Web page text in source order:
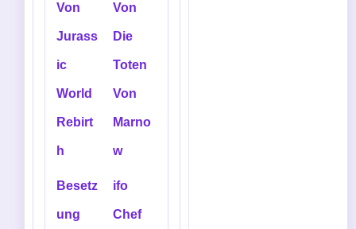
Von
Jurass
ic
World
Rebirt
h
Von
Die
Toten
Von
Marno
w
Besetz
ung
ifo
Chef